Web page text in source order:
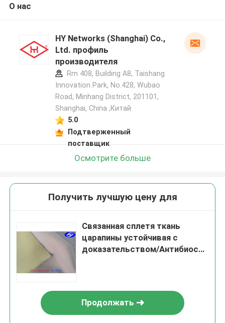
О нас
HY Networks (Shanghai) Co.,
Ltd. профиль
производителя
Rm 408, Building A8, Taishang
Innovation Park, No.428, Wubao
Road, Minhang District, 201101,
Shanghai, China ,Китай
5.0
Подтверженный
поставщик
Осмотрите больше
Получить лучшую цену для
Связанная сплетя ткань
царапины устойчивая с
доказательством/Антибиосис
Продолжать